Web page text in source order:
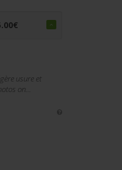
€
usure et
on...